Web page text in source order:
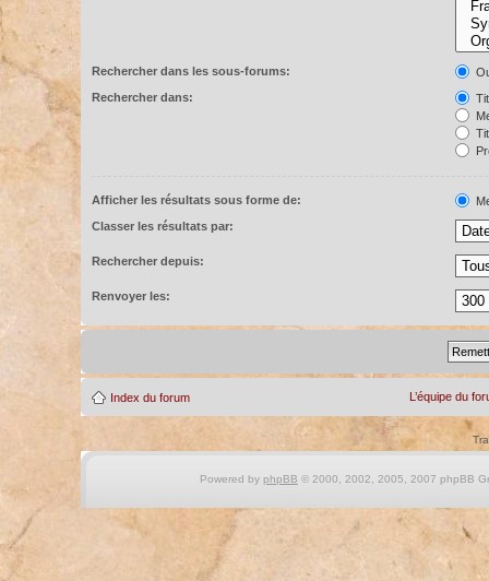
Rechercher dans les sous-forums:
Rechercher dans:
Afficher les résultats sous forme de:
Classer les résultats par:
Rechercher depuis:
Renvoyer les:
Index du forum L’équipe du
Powered by phpBB © 2000, 2002, 2005, 2007 phpBB